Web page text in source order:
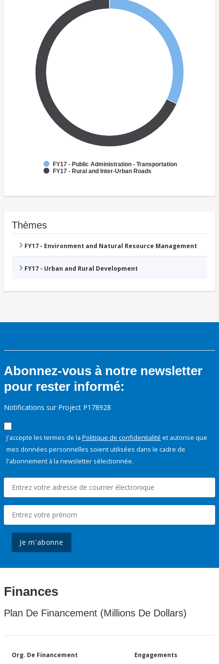
FY17 - Public Administration - Transportation
FY17 - Rural and Inter-Urban Roads
Thèmes
FY17 - Environment and Natural Resource Management
FY17 - Urban and Rural Development
Abonnez-vous à notre newsletter
pour rester informé:
Notifications sur Project P178928
J'accepte les termes de la Politique de confidentialité et autorise que
mes données personnelles soient utilisées dans le cadre de
l'abonnement à la newsletter sélectionnée.
Je m'abonne
Finances
Plan De Financement (Millions De Dollars)
Org. De Financement Engagements